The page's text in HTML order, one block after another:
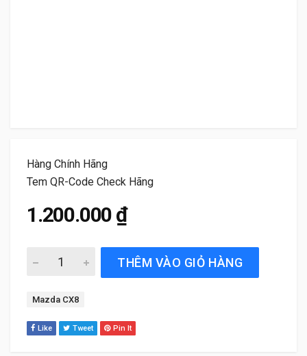
Hàng Chính Hãng
Tem QR-Code Check Hãng
1.200.000 ₫
Gạt Mưa Xe Mazda CX8 (2019 đến 2025) Bosch
THÊM VÀO GIỎ HÀNG
Tag:
Mazda CX8
Like Tweet Pin It